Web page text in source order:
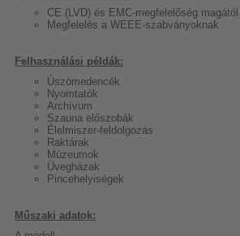
CE (LVD) és EMC-megfelelőség
Megfelelés a WEEE-szabványoknak
Felhasználási példák:
Úszómedencék
Nyomtatók
Archívum
Szauna előszobák
Élelmiszer-feldolgozás
Raktárak
Múzeumok
Üvegházak
Pincehelyiségek
Műszaki adatok: